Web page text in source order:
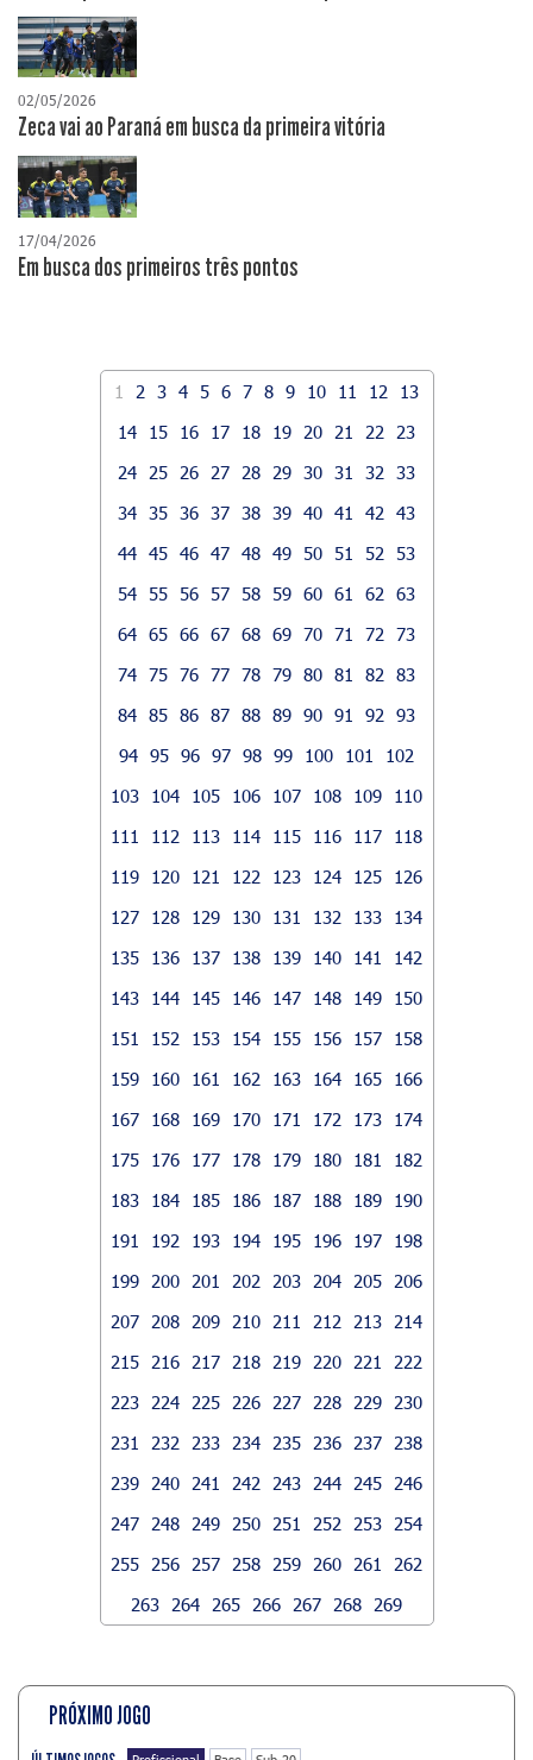
02/05/2026
Zeca vai ao Paraná em busca da primeira vitória
17/04/2026
​Em busca dos primeiros três pontos
1 2 3 4 5 6 7 8 9 10 11 12
13
14
15 16 17 18 19 20 21 22
23
24
25 26 27 28 29 30 31 32
33
34
35 36 37 38 39 40 41 42
43
44 45 46 47 48 49 50 51 52
53
54
55 56 57 58 59 60 61 62
63
64 65 66 67 68 69 70 71 72
73
74 75 76 77 78 79 80 81 82
83
84 85 86 87 88 89 90 91 92
93
94 95 96 97 98 99 100 101
102
103
104 105 106 107 108 109
110
111
112 113 114 115 116 117
118
119
120 121 122 123 124 125
126
127
128 129 130 131 132 133
134
135
136 137 138 139 140 141
142
143
144 145 146 147 148 149
150
151
152 153 154 155 156 157
158
159
160 161 162 163 164 165
166
167
168 169 170 171 172 173
174
175
176 177 178 179 180 181
182
183
184 185 186 187 188 189
190
191
192 193 194 195 196 197
198
199
200 201 202 203 204 205
206
207
208 209 210 211 212 213
214
215
216 217 218 219 220 221
222
223
224 225 226 227 228 229
230
231
232 233 234 235 236 237
238
239
240 241 242 243 244 245
246
247
248 249 250 251 252 253
254
255
256 257 258 259 260 261
262
263
264 265 266 267 268 269
PRÓXIMO JOGO